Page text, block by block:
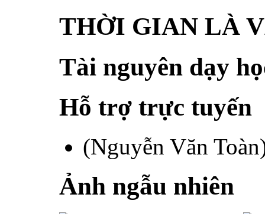
THỜI GIAN LÀ
Tài nguyên dạy
Hỗ trợ trực tuyến
(Nguyễn Văn
Ảnh ngẫu nhiên